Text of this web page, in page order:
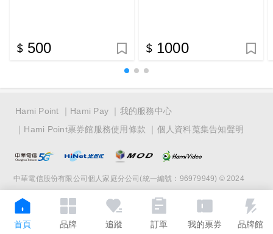
首頁 品牌 追蹤 訂單 我的票券 品牌館
500 1000
Hami Point Hami Pay
我的服務中心
Hami Point票券館服務使用條款
個人資料蒐集告知聲明
中華電信股份有限公司個人家庭分公司(統一編號：96979949) © 2024